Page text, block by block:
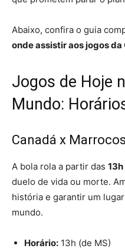
Abaixo, confira o guia
onde assistir aos jogos da
Jogos de Hoje
Mundo:
Canadá x Marrocos
A bola rola a partir das
duelo de vida ou morte.
história e garantir um
mundo.
Horário: 13h (de MS)